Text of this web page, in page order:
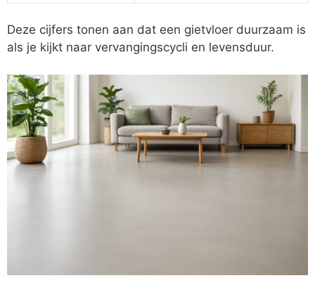
Deze cijfers tonen aan dat een gietvloer duurzaam is
als je kijkt naar vervangingscycli en levensduur.